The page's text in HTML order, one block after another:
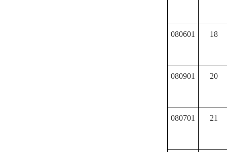
080601 18
080901 20
080701 21